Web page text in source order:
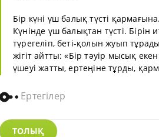
Бір күні үш балық түсті
Күнінде үш балықтан түсті. Бірін
түрегеліп, беті-қолын жуып
жігіт айтты: «Бір тәуір мысық
үшеуі жатты, ертеңіне тұрды,
Ертегілер
ТОЛЫҚ